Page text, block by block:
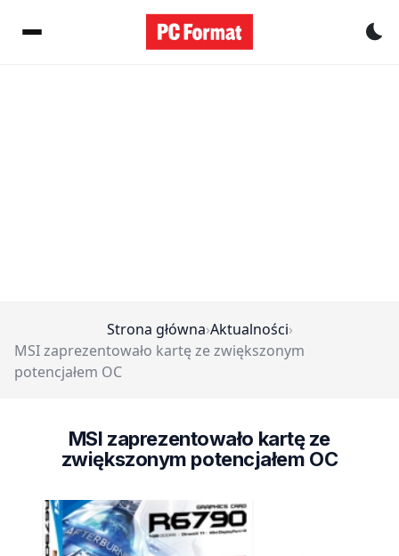
Strona główna›Aktualności›
MSI zaprezentowało kartę ze zwiększonym
potencjałem OC
MSI zaprezentowało kartę ze
zwiększonym potencjałem OC